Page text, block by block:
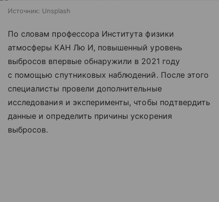
Источник: Unsplash
По словам профессора Института физики
атмосферы КАН Лю И, повышенный уровень
выбросов впервые обнаружили в 2021 году
с помощью спутниковых наблюдений. После этого
специалисты провели дополнительные
исследования и эксперименты, чтобы подтвердить
данные и определить причины ускорения
выбросов.